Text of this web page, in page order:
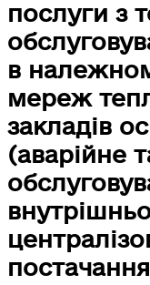
послуги з
в
мереж
закладів
(аварійне